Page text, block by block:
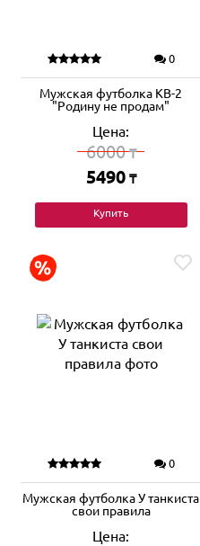
0
Мужская футболка КВ-2
"Родину не продам"
Цена:
6000₸
5490 ₸
Купить
0
Мужская футболка У танкиста
свои правила
Цена: